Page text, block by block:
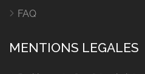
FAQ
MENTIONS LEGALES